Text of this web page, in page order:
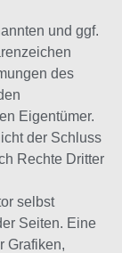
und ggf.
des
Eigentümer.
der Schluss
Rechte Dritter
selbst
Seiten. Eine
Grafiken,